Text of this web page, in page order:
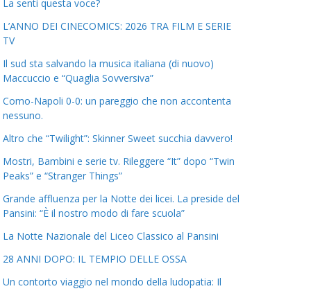
La senti questa voce?
L’ANNO DEI CINECOMICS: 2026 TRA FILM E SERIE
TV
Il sud sta salvando la musica italiana (di nuovo)
Maccuccio e “Quaglia Sovversiva”
Como-Napoli 0-0: un pareggio che non accontenta
nessuno.
Altro che “Twilight”: Skinner Sweet succhia davvero!
Mostri, Bambini e serie tv. Rileggere “It” dopo “Twin
Peaks” e “Stranger Things”
Grande affluenza per la Notte dei licei. La preside del
Pansini: “È il nostro modo di fare scuola”
La Notte Nazionale del Liceo Classico al Pansini
28 ANNI DOPO: IL TEMPIO DELLE OSSA
Un contorto viaggio nel mondo della ludopatia: Il